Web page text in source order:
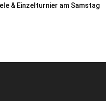
& Einzelturnier am Samstag